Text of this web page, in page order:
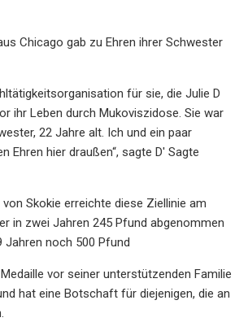
Chicago gab zu Ehren ihrer Schwester
für sie, die Julie D
ihr Leben durch Mukoviszidose. Sie war
22 Jahre alt. Ich und ein paar
Ehren hier draußen“, sagte D' Sagte
Skokie erreichte diese Ziellinie am
in zwei Jahren 245 Pfund abgenommen
Jahren noch 500 Pfund
vor seiner unterstützenden Familie
hat eine Botschaft für diejenigen, die an